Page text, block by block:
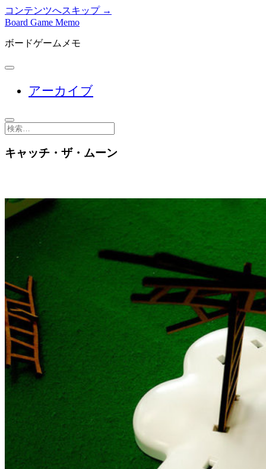
コンテンツへスキップ →
Board Game Memo
ボードゲームメモ
メ
開
く
アーカイブ
検
キャッチ・ザ・ムーン